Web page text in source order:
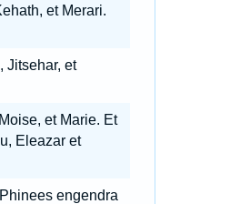
et Merari.
Jitsehar, et
et Marie. Et
Eleazar et
engendra